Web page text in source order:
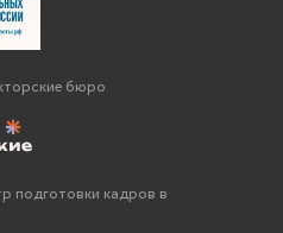
бюро
подготовки кадров в